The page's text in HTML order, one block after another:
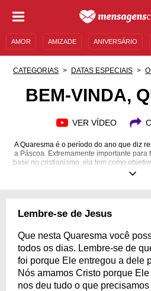
AMOR AMIZADE ANIVERSÁRIO
CATEGORIAS DATAS ESPECIAIS
BEM-VINDA,
VER VÍDEO
A Quaresma é o período do ano que diz
a Páscoa. Extremamente importante
base no cristianismo, ela tem como
para todos os fiéis. Durante esse ciclo, é
mensagens também irão marcar o início
Lembre-se de Jesus
Que nesta Quaresma você
todos os dias. Lembre-se de
foi porque Ele entregou a dele
Nós amamos Cristo porque
nos deu tudo o que